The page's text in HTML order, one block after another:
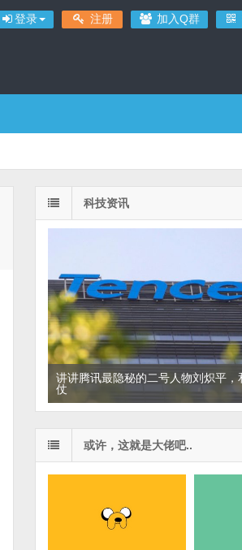
登录 注册 加入Q群
科技资讯
讲讲腾讯最隐秘的二号人物刘炽平，
仗
或许，这就是大佬吧..